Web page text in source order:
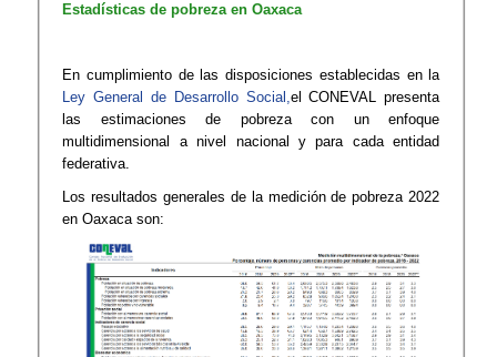
Estadísticas de pobreza en Oaxaca
En cumplimiento de las disposiciones establecidas en la
Ley General de Desarrollo Social,el CONEVAL presenta
las estimaciones de pobreza con un enfoque
multidimensional a nivel nacional y para cada entidad
federativa.​
Los resultados generales de la medición de pobreza 2022
en Oaxaca son: